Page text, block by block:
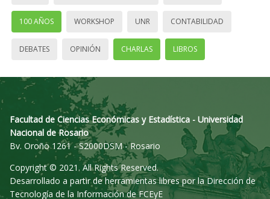
100 AÑOS WORKSHOP UNR CONTABILIDAD
DEBATES OPINIÓN CHARLAS LIBROS
Facultad de Ciencias Económicas y Estadística - Universidad
Nacional de Rosario
Bv. Oroño 1261 - S2000DSM - Rosario
Copyright © 2021. All Rights Reserved.
Desarrollado a partir de herramientas libres por la Dirección de
Tecnología de la Información de FCEyE